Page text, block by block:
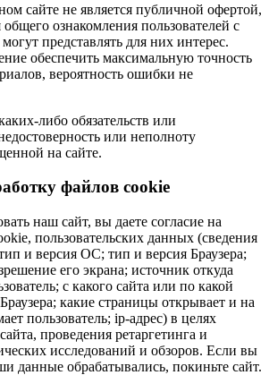
сайте не является публичной офертой,
ознакомления пользователей с
представлять для них интерес.
обеспечить максимальную точность
вероятность ошибки не
либо обязательств или
или неполноту
на сайте.
файлов cookie
наш сайт, вы даете согласие на
пользовательских данных (сведения
и версия ОС; тип и версия Браузера;
его экрана; источник откуда
с какого сайта или по какой
какие страницы открывает и на
пользователь; ip-адрес) в целях
проведения ретаргетинга и
исследований и обзоров. Если вы
данные обрабатывались, покиньте сайт.